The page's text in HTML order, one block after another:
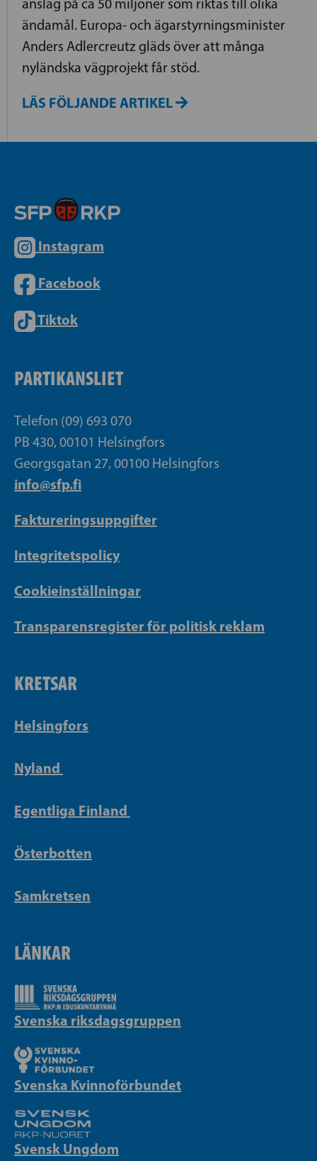
anslag på ca 50 miljoner som riktas till olika
ändamål. Europa- och ägarstyrningsminister
Anders Adlercreutz gläds över att många
nyländska vägprojekt får stöd.
LÄS FÖLJANDE ARTIKEL
Instagram
Facebook
Tiktok
PARTIKANSLIET
Telefon (09) 693 070
PB 430, 00101 Helsingfors
Georgsgatan 27, 00100 Helsingfors
info@sfp.fi
Faktureringsuppgifter
Integritetspolicy
Cookieinställningar
Transparensregister för politisk reklam
KRETSAR
Helsingfors
Nyland
Egentliga Finland
Österbotten
Samkretsen
LÄNKAR
Svenska riksdagsgruppen
Svenska Kvinnoförbundet
Svensk Ungdom